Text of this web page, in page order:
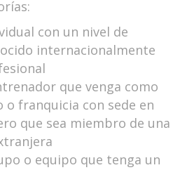
con un nivel de
internacionalmente
que venga como
franquicia con sede en
que sea miembro de una
o equipo que tenga un